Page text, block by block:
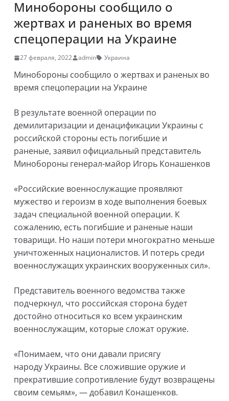
Минобороны сообщило о
жертвах и раненых во время
спецоперации на Украине
27 февраля, 2022 admin Украина
Минобороны сообщило о жертвах и раненых во
время спецоперации на Украине
В результате военной операции по
демилитаризации и денацификации Украины с
российской стороны есть погибшие и
раненые, заявил официальный представитель
Минобороны генерал-майор Игорь Конашенков
«Российские военнослужащие проявляют
мужество и героизм в ходе выполнения боевых
задач специальной военной операции. К
сожалению, есть погибшие и раненые наши
товарищи. Но наши потери многократно меньше
уничтоженных националистов. И потерь среди
военнослужащих украинских вооруженных сил».
Представитель военного ведомства также
подчеркнул, что российская сторона будет
достойно относиться ко всем украинским
военнослужащим, которые сложат оружие.
«Понимаем, что они давали присягу
народу Украины. Все сложившие оружие и
прекратившие сопротивление будут возвращены
своим семьям», — добавил Конашенков.